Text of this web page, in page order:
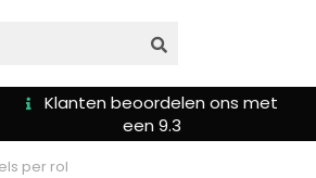
Voor 16:00u besteld is
vandaag verzonden
per rol